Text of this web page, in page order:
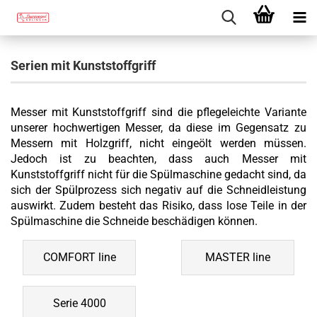
Serien mit Kunststoffgriff
Messer mit Kunststoffgriff sind die pflegeleichte Variante
unserer hochwertigen Messer, da diese im Gegensatz zu
Messern mit Holzgriff, nicht eingeölt werden müssen.
Jedoch ist zu beachten, dass auch Messer mit
Kunststoffgriff nicht für die Spülmaschine gedacht sind, da
sich der Spülprozess sich negativ auf die Schneidleistung
auswirkt. Zudem besteht das Risiko, dass lose Teile in der
Spülmaschine die Schneide beschädigen können.
COMFORT line MASTER line
Serie 4000